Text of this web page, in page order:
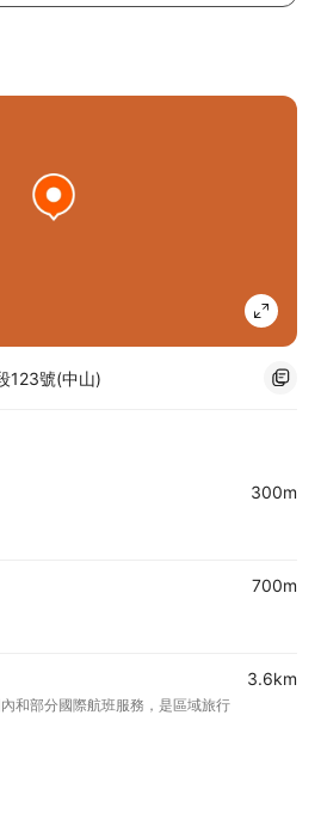
123號(中山)
300m
700m
和部分國際航班服務，是區域旅行
3.6km